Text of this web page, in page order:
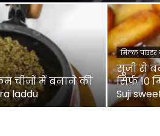
चीजों में बनाने की
laddu
मिल्क पाउडर
सूजी से
सिर्फ 10
Suji